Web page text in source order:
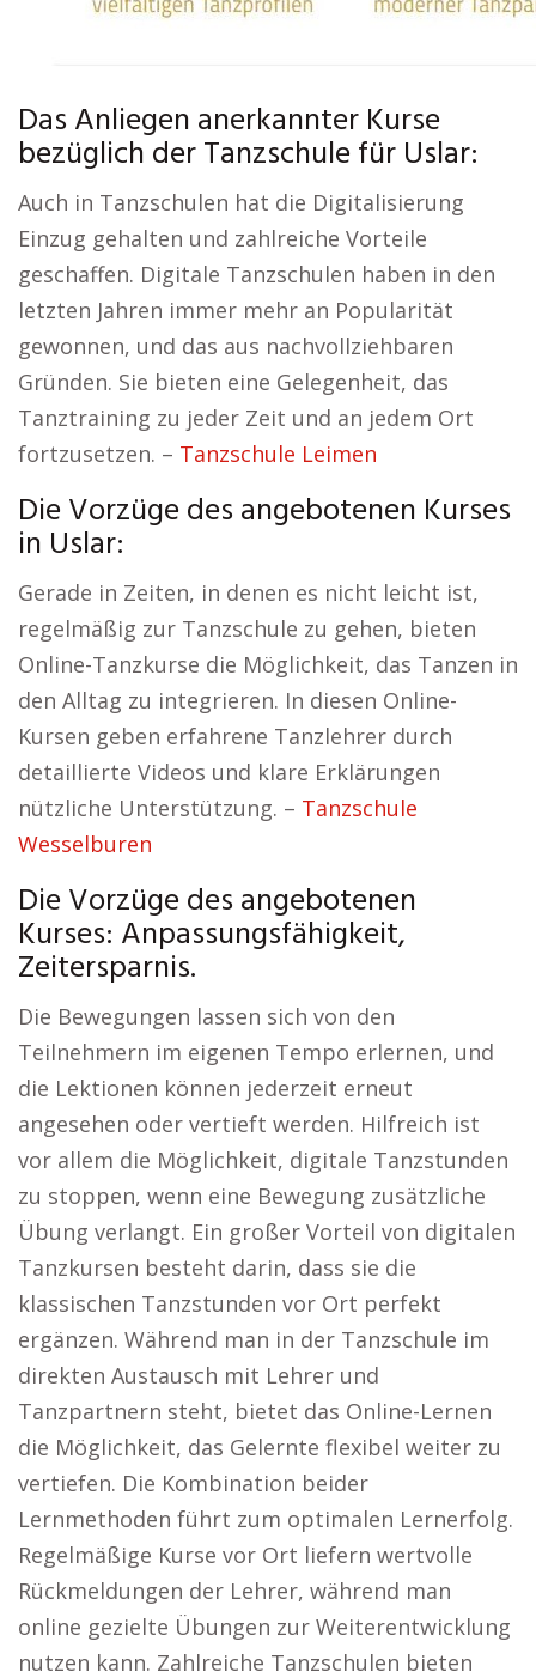
Das Anliegen anerkannter Kurse
bezüglich der Tanzschule für Uslar:
Auch in Tanzschulen hat die Digitalisierung
Einzug gehalten und zahlreiche Vorteile
geschaffen. Digitale Tanzschulen haben in den
letzten Jahren immer mehr an Popularität
gewonnen, und das aus nachvollziehbaren
Gründen. Sie bieten eine Gelegenheit, das
Tanztraining zu jeder Zeit und an jedem Ort
fortzusetzen. – Tanzschule Leimen
Die Vorzüge des angebotenen Kurses
in Uslar:
Gerade in Zeiten, in denen es nicht leicht ist,
regelmäßig zur Tanzschule zu gehen, bieten
Online-Tanzkurse die Möglichkeit, das Tanzen in
den Alltag zu integrieren. In diesen Online-
Kursen geben erfahrene Tanzlehrer durch
detaillierte Videos und klare Erklärungen
nützliche Unterstützung. – Tanzschule
Wesselburen
Die Vorzüge des angebotenen
Kurses: Anpassungsfähigkeit,
Zeitersparnis.
Die Bewegungen lassen sich von den
Teilnehmern im eigenen Tempo erlernen, und
die Lektionen können jederzeit erneut
angesehen oder vertieft werden. Hilfreich ist
vor allem die Möglichkeit, digitale Tanzstunden
zu stoppen, wenn eine Bewegung zusätzliche
Übung verlangt. Ein großer Vorteil von digitalen
Tanzkursen besteht darin, dass sie die
klassischen Tanzstunden vor Ort perfekt
ergänzen. Während man in der Tanzschule im
direkten Austausch mit Lehrer und
Tanzpartnern steht, bietet das Online-Lernen
die Möglichkeit, das Gelernte flexibel weiter zu
vertiefen. Die Kombination beider
Lernmethoden führt zum optimalen Lernerfolg.
Regelmäßige Kurse vor Ort liefern wertvolle
Rückmeldungen der Lehrer, während man
online gezielte Übungen zur Weiterentwicklung
nutzen kann. Zahlreiche Tanzschulen bieten